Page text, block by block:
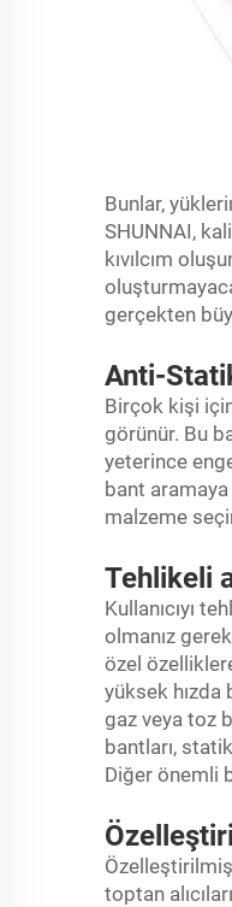
Bunlar,
SHUNNAI,
kıvılcım
gerçekten
Anti-
Birçok kişi
görünür. Bu
yeterince
bant
malzeme
Tehlikeli
Kullanıcıyı
olmanız
özel
yüksek hızda
gaz veya toz
bantları,
Diğer önemli
toptan